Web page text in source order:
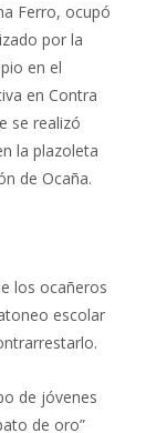
Ferro, ocupó
por la
en el
en Contra
se realizó
la plazoleta
de Ocaña.
los ocañeros
escolar
de jóvenes
de oro”